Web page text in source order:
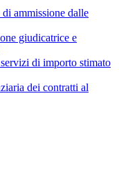
ammissione dalle
giudicatrice e
di importo stimato
dei contratti al